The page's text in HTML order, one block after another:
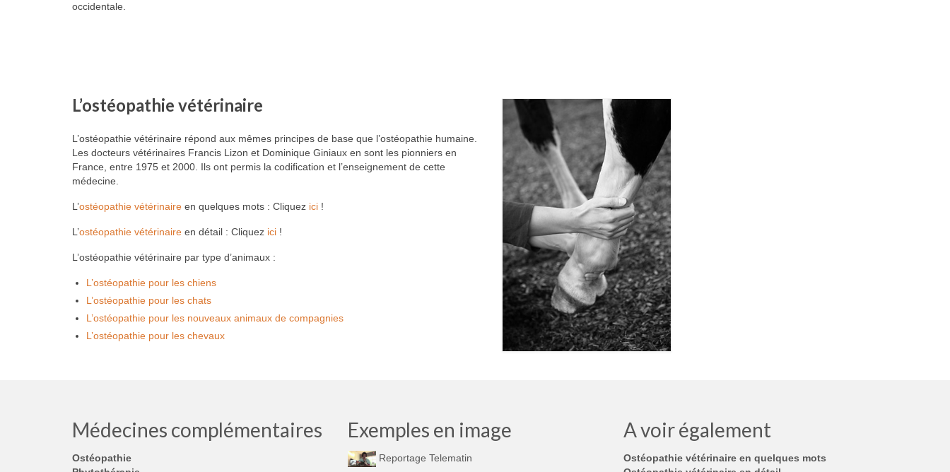
occidentale.
L’ostéopathie vétérinaire
L’ostéopathie vétérinaire répond aux mêmes principes de base que l’ostéopathie humaine.
Les docteurs vétérinaires Francis Lizon et Dominique Giniaux en sont les pionniers en
France, entre 1975 et 2000. Ils ont permis la codification et l’enseignement de cette
médecine.
L’ostéopathie vétérinaire en quelques mots : Cliquez ici !
L’ostéopathie vétérinaire en détail : Cliquez ici !
L’ostéopathie vétérinaire par type d’animaux :
L’ostéopathie pour les chiens
L’ostéopathie pour les chats
L’ostéopathie pour les nouveaux animaux de compagnies
L’ostéopathie pour les chevaux
Médecines complémentaires
Ostéopathie
Exemples en image
Reportage Telematin
A voir également
Ostéopathie vétérinaire en quelques mots